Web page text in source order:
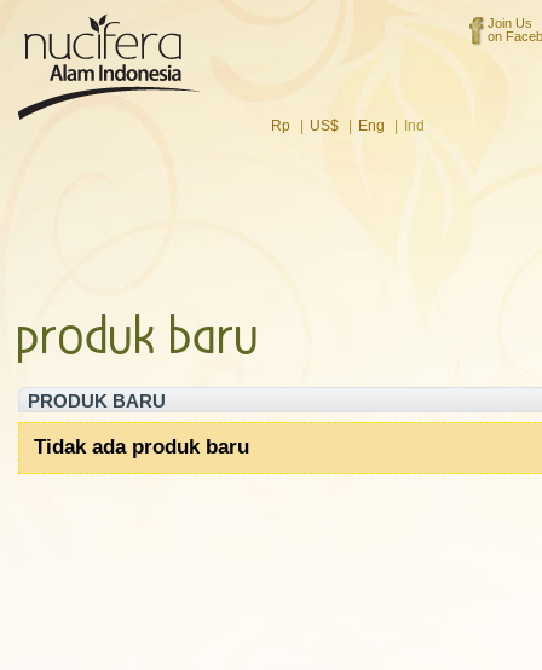
Join Us
on
Rp US$ Eng Ind
produk baru
PRODUK BARU
Tidak ada produk baru